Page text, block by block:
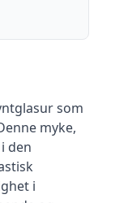
som
myke,
den
i